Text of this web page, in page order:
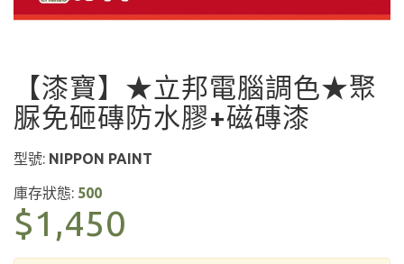
【漆寶】★立邦電腦調色★聚
脲免砸磚防水膠+磁磚漆
型號: NIPPON PAINT
庫存狀態: 500
$1,450